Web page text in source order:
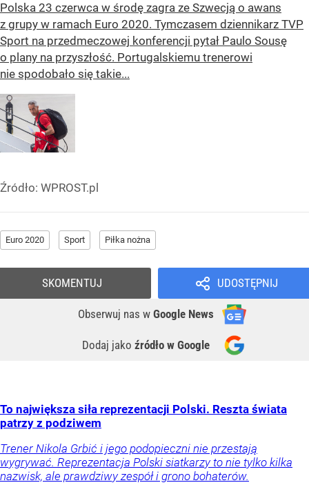
Polska 23 czerwca w środę zagra ze Szwecją o awans
z grupy w ramach Euro 2020. Tymczasem dziennikarz TVP
Sport na przedmeczowej konferencji pytał Paulo Sousę
o plany na przyszłość. Portugalskiemu trenerowi
nie spodobało się takie...
Źródło: WPROST.pl
Euro 2020 Sport Piłka nożna
UDOSTĘPNIJ
Obserwuj nas w Google News
Dodaj jako źródło w Google
SKOMENTUJ
To największa siła reprezentacji Polski. Reszta świata
patrzy z podziwem
Trener Nikola Grbić i jego podopieczni nie przestają
wygrywać. Reprezentacja Polski siatkarzy to nie tylko kilka
nazwisk, ale prawdziwy zespół i grono bohaterów.